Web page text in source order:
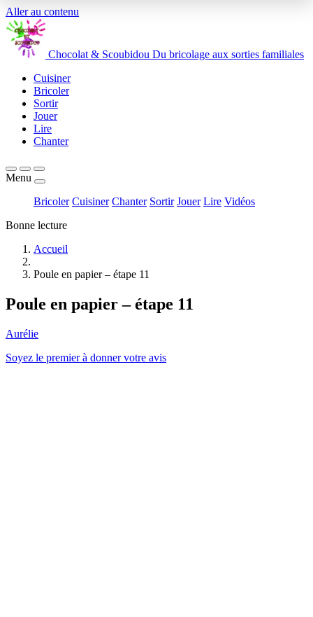
Aller au contenu
Chocolat & Scoubidou Du bricolage aux sorties familiales
Cuisiner
Bricoler
Sortir
Jouer
Lire
Chanter
Menu
Bricoler Cuisiner Chanter Sortir Jouer Lire Vidéos
Bonne lecture
Accueil
Poule en papier – étape 11
Poule en papier – étape 11
Aurélie
Soyez le premier à donner votre avis